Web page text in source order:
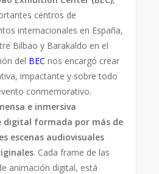
centros de
internacionales en España,
Bilbao y Barakaldo en el
del BEC nos encargó crear
impactante y sobre todo
conmemorativo.
e inmersiva
digital formada por más de
escenas audiovisuales
. Cada frame de las
animación digital, está